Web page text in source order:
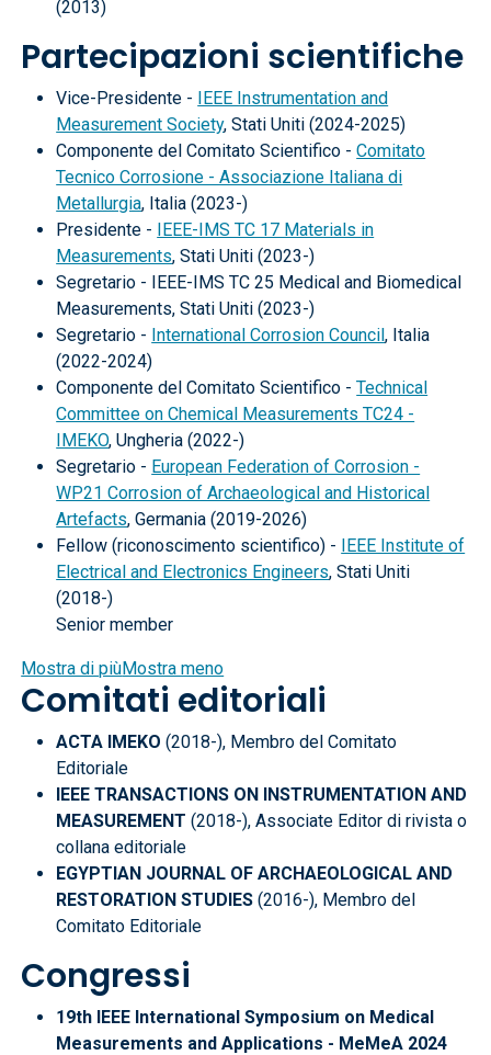
(2013)
Partecipazioni scientifiche
Vice-Presidente - IEEE Instrumentation and
Measurement Society, Stati Uniti (2024-2025)
Componente del Comitato Scientifico -Comitato
Tecnico Corrosione - Associazione Italiana di
Metallurgia, Italia (2023-)
Presidente - IEEE-IMS TC 17 Materials in
Measurements, Stati Uniti (2023-)
Segretario - IEEE-IMS TC 25 Medical and Biomedical
Measurements, Stati Uniti (2023-)
Segretario - International Corrosion Council, Italia
(2022-2024)
Componente del Comitato Scientifico -Technical
Committee on Chemical Measurements TC24 -
IMEKO, Ungheria (2022-)
Segretario - European Federation of Corrosion -
WP21 Corrosion of Archaeological and Historical
Artefacts, Germania (2019-2026)
Fellow (riconoscimento scientifico) - IEEE Institute of
Electrical and Electronics Engineers, Stati Uniti
(2018-)
Senior member
Mostra di piùMostra meno
Comitati editoriali
ACTA IMEKO (2018-), Membro del Comitato
Editoriale
IEEE TRANSACTIONS ON INSTRUMENTATION AND
MEASUREMENT (2018-), Associate Editor di rivista o
collana editoriale
EGYPTIAN JOURNAL OF ARCHAEOLOGICAL AND
RESTORATION STUDIES (2016-), Membro del
Comitato Editoriale
Congressi
19th IEEE International Symposium on Medical
Measurements and Applications - MeMeA 2024